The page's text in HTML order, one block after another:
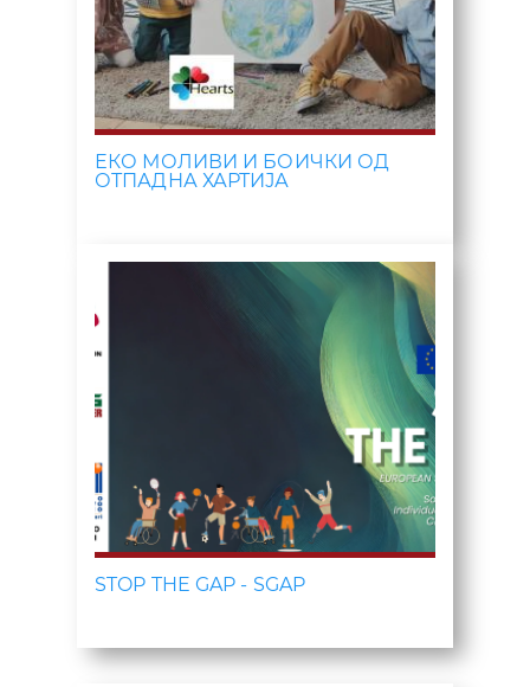
ЕКО МОЛИВИ И БОИЧКИ ОД
ОТПАДНА ХАРТИЈА
STOP THE GAP - SGAP